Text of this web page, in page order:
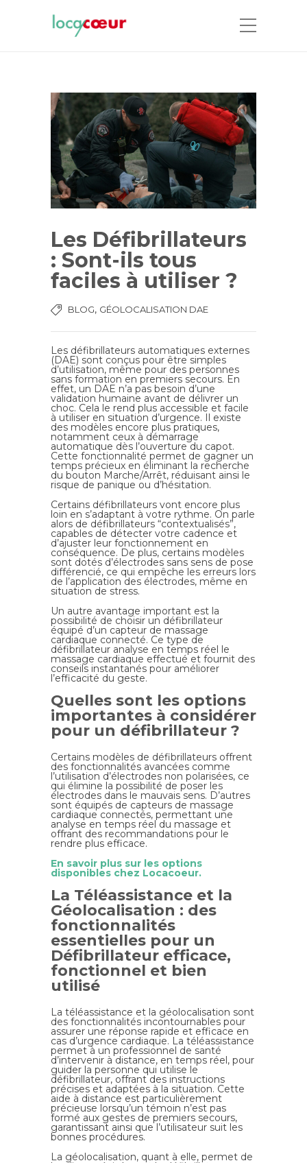
Les Défibrillateurs
: Sont-ils tous
faciles à utiliser ?
BLOG, GÉOLOCALISATION DAE
Les défibrillateurs automatiques externes
(DAE) sont conçus pour être simples
d’utilisation, même pour des personnes
sans formation en premiers secours. En
effet, un DAE n’a pas besoin d’une
validation humaine avant de délivrer un
choc. Cela le rend plus accessible et facile
à utiliser en situation d’urgence. Il existe
des modèles encore plus pratiques,
notamment ceux à démarrage
automatique dès l’ouverture du capot.
Cette fonctionnalité permet de gagner un
temps précieux en éliminant la recherche
du bouton Marche/Arrêt, réduisant ainsi le
risque de panique ou d’hésitation.
Certains défibrillateurs vont encore plus
loin en s’adaptant à votre rythme. On parle
alors de défibrillateurs “contextualisés”,
capables de détecter votre cadence et
d’ajuster leur fonctionnement en
conséquence. De plus, certains modèles
sont dotés d’électrodes sans sens de pose
différencié, ce qui empêche les erreurs lors
de l’application des électrodes, même en
situation de stress.
Un autre avantage important est la
possibilité de choisir un défibrillateur
équipé d’un capteur de massage
cardiaque connecté. Ce type de
défibrillateur analyse en temps réel le
massage cardiaque effectué et fournit des
conseils instantanés pour améliorer
l’efficacité du geste.
Quelles sont les options
importantes à considérer
pour un défibrillateur ?
Certains modèles de défibrillateurs offrent
des fonctionnalités avancées comme
l’utilisation d’électrodes non polarisées, ce
qui élimine la possibilité de poser les
électrodes dans le mauvais sens. D’autres
sont équipés de capteurs de massage
cardiaque connectés, permettant une
analyse en temps réel du massage et
offrant des recommandations pour le
rendre plus efficace.
En savoir plus sur les options
disponibles chez Locacoeur.
La Téléassistance et la
Géolocalisation : des
fonctionnalités
essentielles pour un
Défibrillateur efficace,
fonctionnel et bien
utilisé
La téléassistance et la géolocalisation sont
des fonctionnalités incontournables pour
assurer une réponse rapide et efficace en
cas d’urgence cardiaque. La téléassistance
permet à un professionnel de santé
d’intervenir à distance, en temps réel, pour
guider la personne qui utilise le
défibrillateur, offrant des instructions
précises et adaptées à la situation. Cette
aide à distance est particulièrement
précieuse lorsqu’un témoin n’est pas
formé aux gestes de premiers secours,
garantissant ainsi que l’utilisateur suit les
bonnes procédures.
La géolocalisation, quant à elle, permet de